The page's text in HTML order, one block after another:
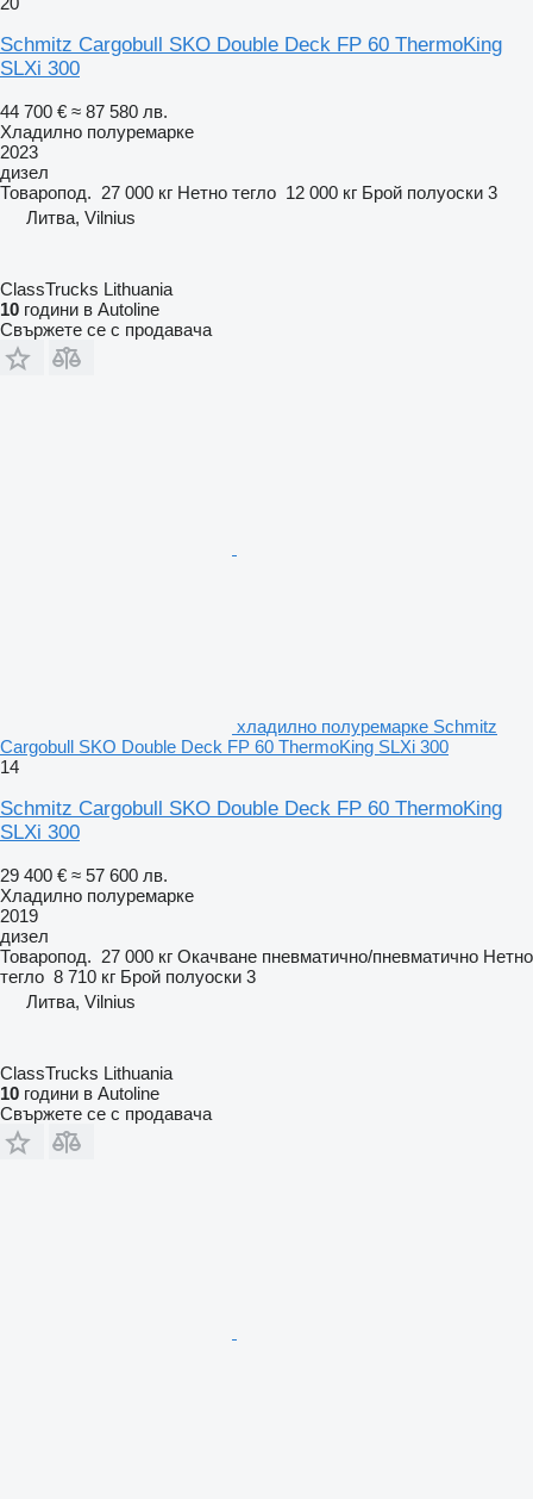
Schmitz Cargobull SKO Double Deck FP 60 ThermoKing
SLXi 300
44 700 € ≈ 87 580 лв.
Хладилно полуремарке
2023
дизел
Товаропод. 27 000 кг Нетно тегло 12 000 кг Брой полуоски 3
Литва, Vilnius
ClassTrucks Lithuania
10 години в Autoline
Свържете се с продавача
хладилно полуремарке Schmitz
Cargobull SKO Double Deck FP 60 ThermoKing SLXi 300
14
Schmitz Cargobull SKO Double Deck FP 60 ThermoKing
SLXi 300
29 400 € ≈ 57 600 лв.
Хладилно полуремарке
2019
дизел
Товаропод. 27 000 кг Окачване пневматично/пневматично Нетно
тегло 8 710 кг Брой полуоски 3
Литва, Vilnius
ClassTrucks Lithuania
10 години в Autoline
Свържете се с продавача